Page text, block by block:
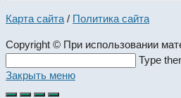
Карта сайта / Политика сайта
Copyright © При использовании
this
website
Type
Закрыть меню